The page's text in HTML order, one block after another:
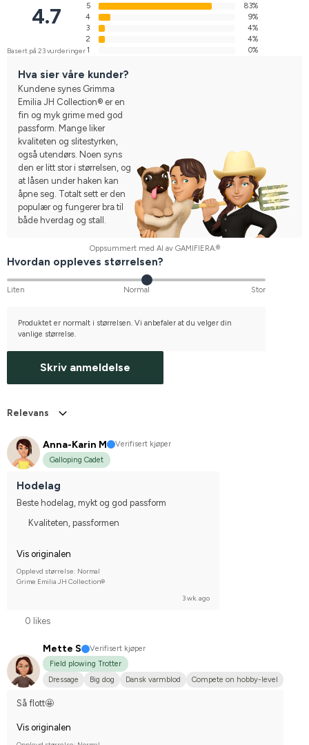
4.7
Basert på 23 vurderinger
5
83%
4
9%
3
4%
2
4%
1
0%
Hva sier våre kunder?
Kundene synes Grimma
Emilia JH Collection® er en
fin og myk grime med god
passform. Mange liker
kvaliteten og slitestyrken,
også utendørs. Noen syns
den er litt stor i størrelsen, og
at låsen under haken kan
åpne seg. Totalt sett er den
populær og fungerer bra til
både hverdag og stall.
Oppsummert med AI av GAMIFIERA.®
Hvordan oppleves størrelsen?
Liten Normal Stor
Produktet er normalt i størrelsen. Vi anbefaler at du velger din
vanlige størrelse.
Skriv anmeldelse
Relevans
Anna-Karin M
Verifisert kjøper
Galloping Cadet
Hodelag
Beste hodelag, mykt og god passform
Kvaliteten, passformen
Vis originalen
Opplevd størrelse: Normal
Grime Emilia JH Collection®
3 wk. ago
0 likes
Mette S
Verifisert kjøper
Field plowing Trotter
Dressage
Big dog Dansk varmblod Compete on hobby-level
Så flott🤩
Vis originalen